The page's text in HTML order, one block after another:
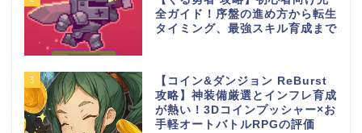
全ガイド！序盤の進め方から転生
タイミング、最強スキル育成まで
3
【コイン&ダンジョン ReBurst
攻略】神装備厳選とインフレ育成
が熱い！3Dコインプッシャー×お
手軽オートバトルRPGの評価